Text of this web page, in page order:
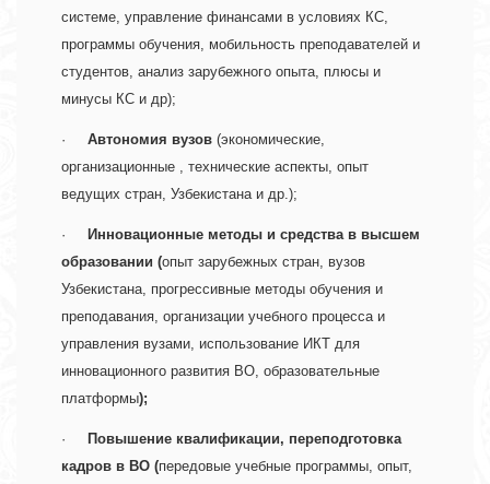
системе, управление финансами в условиях КС,
программы обучения, мобильность преподавателей и
студентов, анализ зарубежного опыта, плюсы и
минусы КС и др);
· Автономия вузов (экономические,
организационные , технические аспекты, опыт
ведущих стран, Узбекистана и др.);
·
Инновационные методы и средства в высшем
образовании (опыт зарубежных стран, вузов
Узбекистана, прогрессивные методы обучения и
преподавания, организации учебного процесса и
управления вузами, использование ИКТ для
инновационного развития ВО, образовательные
платформы);
·
Повышение квалификации, переподготовка
кадров в ВО (передовые учебные программы, опыт,